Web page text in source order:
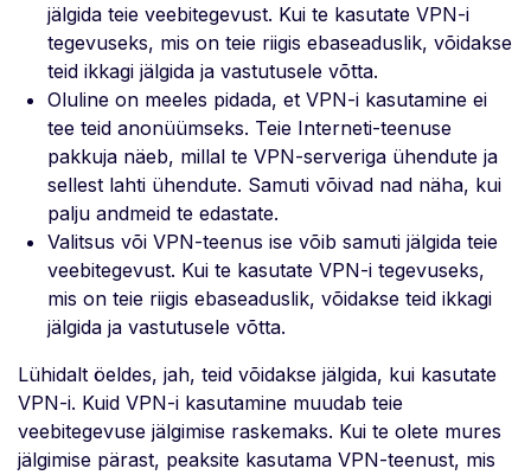
jälgida teie veebitegevust. Kui te kasutate VPN-i
tegevuseks, mis on teie riigis ebaseaduslik, võidakse
teid ikkagi jälgida ja vastutusele võtta.
Oluline on meeles pidada, et VPN-i kasutamine ei
tee teid anonüümseks. Teie Interneti-teenuse
pakkuja näeb, millal te VPN-serveriga ühendute ja
sellest lahti ühendute. Samuti võivad nad näha, kui
palju andmeid te edastate.
Valitsus või VPN-teenus ise võib samuti jälgida teie
veebitegevust. Kui te kasutate VPN-i tegevuseks,
mis on teie riigis ebaseaduslik, võidakse teid ikkagi
jälgida ja vastutusele võtta.
Lühidalt öeldes, jah, teid võidakse jälgida, kui kasutate
VPN-i. Kuid VPN-i kasutamine muudab teie
veebitegevuse jälgimise raskemaks. Kui te olete mures
jälgimise pärast, peaksite kasutama VPN-teenust, mis